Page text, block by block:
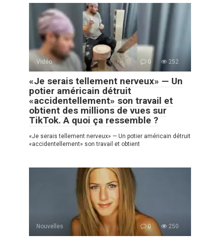
Vidéo 0 252
«Je serais tellement nerveux» — Un
potier américain détruit
«accidentellement» son travail et
obtient des millions de vues sur
TikTok. A quoi ça ressemble ?
«Je serais tellement nerveux» — Un potier américain détruit
«accidentellement» son travail et obtient
Nouvelles 0 250